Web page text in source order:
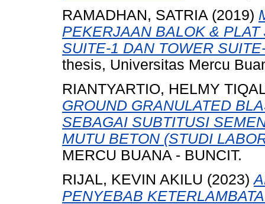
RAMADHAN, SATRIA (2019)
PEKERJAAN BALOK &
SUITE-1 DAN TOWER
thesis, Universitas Mercu
RIANTYARTIO, HELMY
GROUND GRANULATED
SEBAGAI SUBTITUSI
MUTU BETON (STUDI
MERCU BUANA - BUNCIT.
RIJAL, KEVIN AKILU (2023)
PENYEBAB